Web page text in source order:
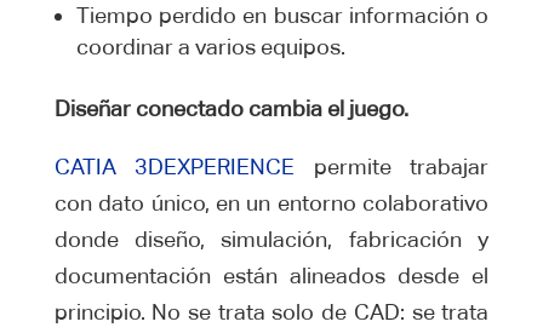
Tiempo perdido en buscar información o
coordinar a varios equipos.
Diseñar conectado cambia el juego.
CATIA 3DEXPERIENCE permite trabajar
con dato único, en un entorno colaborativo
donde diseño, simulación, fabricación y
documentación están alineados desde el
principio. No se trata solo de CAD: se trata